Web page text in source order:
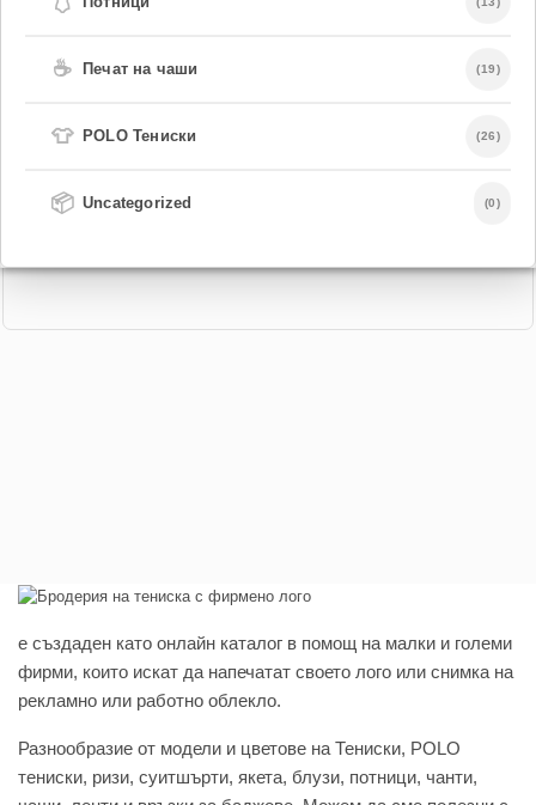
☕ Печат на чаши (19)
👕 POLO Тениски (26)
📦 Uncategorized (0)
e създаден като онлайн каталог в помощ на малки и големи
фирми, които искат да напечатат своето лого или снимка на
рекламно или работно облекло.
Разнообразие от модели и цветове на Тениски, POLO
тениски, ризи, суитшърти, якета, блузи, потници, чанти,